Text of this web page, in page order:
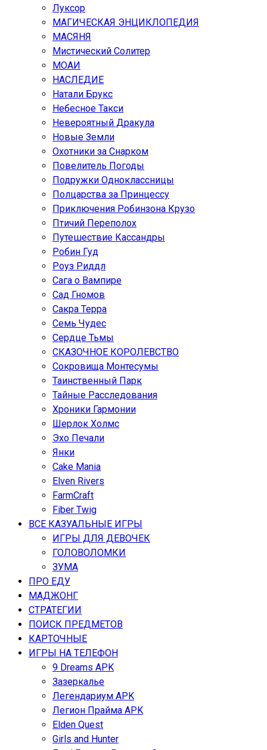
Луксор
МАГИЧЕСКАЯ ЭНЦИКЛОПЕДИЯ
МАСЯНЯ
Мистический Солитер
МОАИ
НАСЛЕДИЕ
Натали Брукс
Небесное Такси
Невероятный Дракула
Новые Земли
Охотники за Снарком
Повелитель Погоды
Подружки Одноклассницы
Полцарства за Принцессу
Приключения Робинзона Крузо
Птичий Переполох
Путешествие Кассандры
Робин Гуд
Роуз Риддл
Сага о Вампире
Сад Гномов
Сакра Терра
Семь Чудес
Сердце Тьмы
СКАЗОЧНОЕ КОРОЛЕВСТВО
Сокровища Монтесумы
Таинственный Парк
Тайные Расследования
Хроники Гармонии
Шерлок Холмс
Эхо Печали
Янки
Cake Mania
Elven Rivers
FarmCraft
Fiber Twig
ВСЕ КАЗУАЛЬНЫЕ ИГРЫ
ИГРЫ ДЛЯ ДЕВОЧЕК
ГОЛОВОЛОМКИ
ЗУМА
ПРО ЕДУ
МАДЖОНГ
СТРАТЕГИИ
ПОИСК ПРЕДМЕТОВ
КАРТОЧНЫЕ
ИГРЫ НА ТЕЛЕФОН
9 Dreams APK
Зазеркалье
Легендариум APK
Легион Прайма APK
Elden Quest
Girls and Hunter